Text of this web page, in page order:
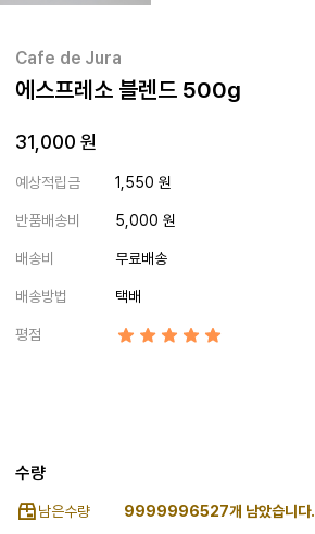
Cafe de Jura
에스프레소 블렌드 500g
31,000 원
예상적립금 1,550 원
반품배송비 5,000 원
배송비 무료배송
배송방법 택배
평점
수량
남은수량 9999996527개 남았습니다.